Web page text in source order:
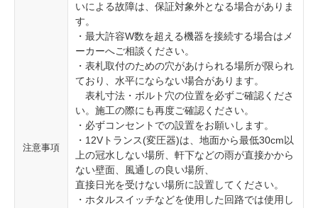
注意事項
いによる故障は、保証対象外となる場合がありま
す。
・最大許容W数を超える機器を接続する場合はメ
ーカーへご相談ください。
・表札取付のための穴があけられる場所が限られ
ており、水平にならない場合があります。
表札寸法・ボルト穴の位置を必ずご確認くださ
い。施工の際にも再度ご確認ください。
・必ずコンセントでの設置をお願いします。
・12Vトランス(変圧器)は、地面から最低30cm以
上の冠水しない場所、軒下などの雨が直接かから
ない壁面、風通しの良い場所、
直接日光を受けない場所に設置してください。
・ホタルスイッチなどを使用した回路では使用し